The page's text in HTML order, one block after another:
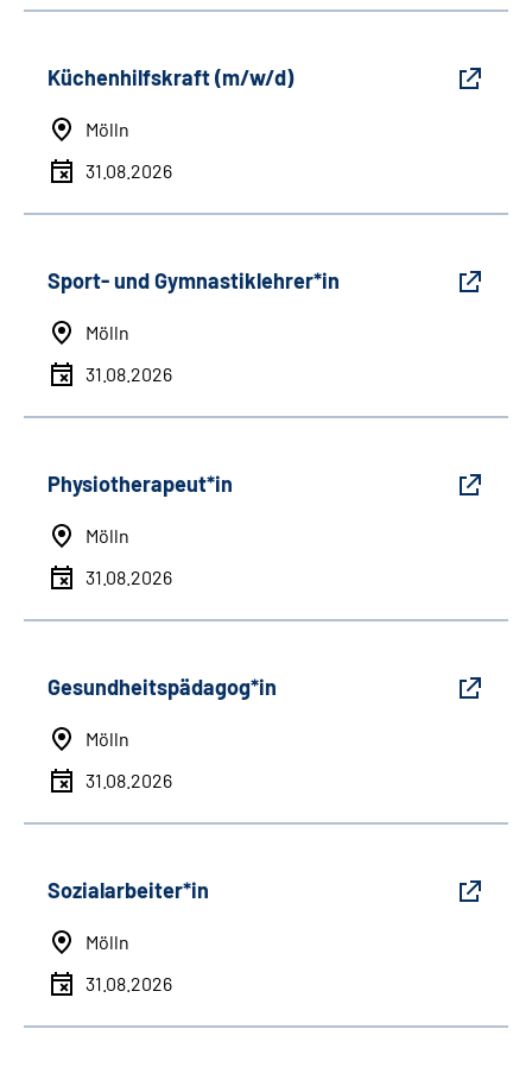
Küchenhilfskraft (m/w/d)
Mölln
31.08.2026
Sport- und Gymnastiklehrer*in
Mölln
31.08.2026
Physiotherapeut*in
Mölln
31.08.2026
Gesundheitspädagog*in
Mölln
31.08.2026
Sozialarbeiter*in
Mölln
31.08.2026